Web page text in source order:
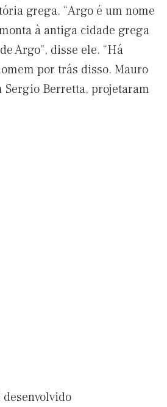
grega. “Argo é um nome
à antiga cidade grega
Argo”, disse ele. “Há
por trás disso. Mauro
Berretta, projetaram